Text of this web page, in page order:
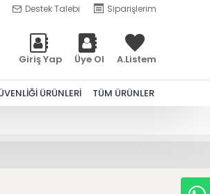
Destek Talebi Siparişlerim
Giriş Yap Üye Ol A.Listem
ÜRÜNLERİ TÜM ÜRÜNLER